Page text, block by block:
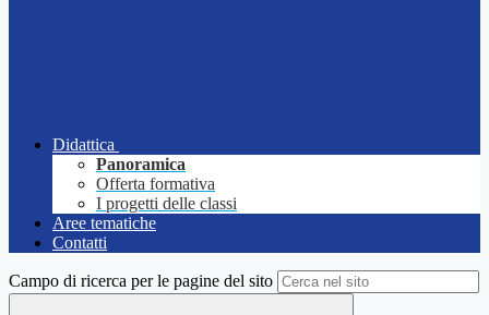
Didattica
Panoramica
Offerta formativa
I progetti delle classi
Aree tematiche
Contatti
Campo di ricerca per le pagine del sito